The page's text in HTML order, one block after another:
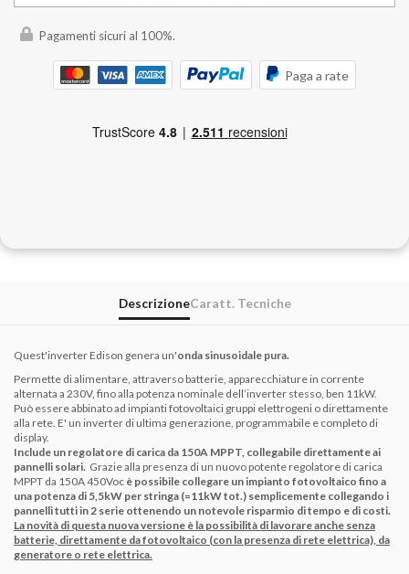
Pagamenti sicuri al 100%.
Paga a rate
DescrizioneCaratt. Tecniche
Quest'inverter Edison genera un'onda sinusoidale pura.
Permette di alimentare, attraverso batterie, apparecchiature in corrente
alternata a 230V, fino alla potenza nominale dell’inverter stesso, ben 11kW.
Può essere abbinato ad impianti fotovoltaici gruppi elettrogeni o direttamente
alla rete. E' un inverter di ultima generazione, programmabile e completo di
display.
Include un regolatore di carica da 150A MPPT, collegabile direttamente ai
pannelli solari. Grazie alla presenza di un nuovo potente regolatore di carica
MPPT da 150A 450Voc è possibile collegare un impianto fotovoltaico fino a
una potenza di 5,5kW per stringa (=11kW tot.) semplicemente collegando i
pannelli tutti in 2 serie ottenendo un notevole risparmio di tempo e di costi.
La novità di questa nuova versione è la possibilità di lavorare anche senza
batterie, direttamente da fotovoltaico (con la presenza di rete elettrica), da
generatore o rete elettrica.